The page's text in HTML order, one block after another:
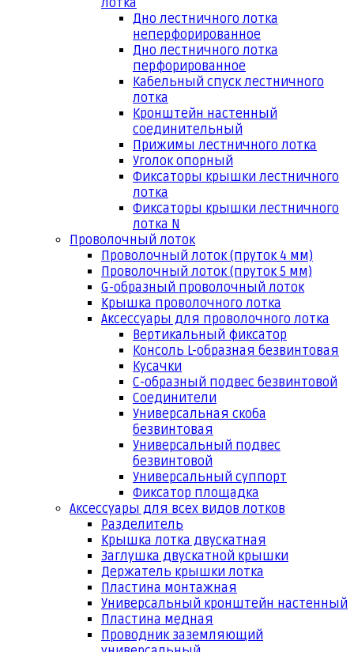
лотка
Дно лестничного лотка
неперфорированное
Дно лестничного лотка
перфорированное
Кабельный спуск лестничного
лотка
Кронштейн настенный
соединительный
Прижимы лестничного лотка
Уголок опорный
Фиксаторы крышки лестничного
лотка
Фиксаторы крышки лестничного
лотка N
Проволочный лоток
Проволочный лоток (пруток 4 мм)
Проволочный лоток (пруток 5 мм)
G-образный проволочный лоток
Крышка проволочного лотка
Аксессуары для проволочного лотка
Вертикальный фиксатор
Консоль L-образная безвинтовая
Кусачки
С-образный подвес безвинтовой
Соединители
Универсальная скоба
безвинтовая
Универсальный подвес
безвинтовой
Универсальный суппорт
Фиксатор площадка
Аксессуары для всех видов лотков
Разделитель
Крышка лотка двускатная
Заглушка двускатной крышки
Держатель крышки лотка
Пластина монтажная
Универсальный кронштейн настенный
Пластина медная
Проводник заземляющий